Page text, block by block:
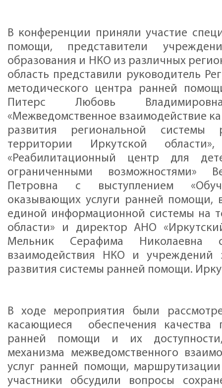
В конференции приняли участие
помощи, представители
образования и НКО из различных
область представили руководитель
методического центра ранней
Питерс Любовь
«Межведомственное взаимодействие
развития региональной
территории Иркутской
«Реабилитационный центр для
ограниченными возможностями»
Петровна с выступлением
оказывающих услуги ранней помощи,
единой информационной системы на
области» и директор АНО
Мельник Серафима Николаевна
взаимодействия НКО и учреждений
развития системы ранней помощи.
В ходе мероприятия были
касающиеся обеспечения качества
ранней помощи и их доступности,
механизма межведомственного
услуг ранней помощи,
участники обсудили вопросы